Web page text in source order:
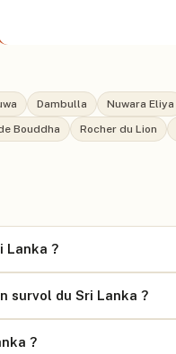
Dambulla Nuwara Eliya
Bouddha Rocher du Lion
Lanka ?
survol du Sri Lanka ?
?